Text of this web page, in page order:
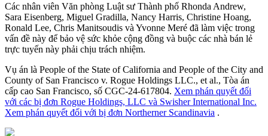
Các nhân viên Văn phòng Luật sư Thành phố Rhonda Andrew,
Sara Eisenberg, Miguel Gradilla, Nancy Harris, Christine Hoang,
Ronald Lee, Chris Manitsoudis và Yvonne Meré đã làm việc trong
vấn đề này để bảo vệ sức khỏe cộng đồng và buộc các nhà bán lẻ
trực tuyến này phải chịu trách nhiệm.
Vụ án là People of the State of California and People of the City and
County of San Francisco v. Rogue Holdings LLC., et al., Tòa án
cấp cao San Francisco, số CGC-24-617804. Xem phán quyết đối
với các bị đơn Rogue Holdings, LLC và Swisher International Inc.
Xem phán quyết đối với bị đơn Northerner Scandinavia .